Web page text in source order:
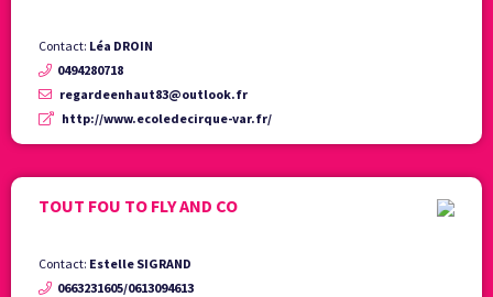
Contact: Léa DROIN
0494280718
regardeenhaut83@outlook.fr
http://www.ecoledecirque-var.fr/
TOUT FOU TO FLY AND CO
Contact: Estelle SIGRAND
0663231605/0613094613